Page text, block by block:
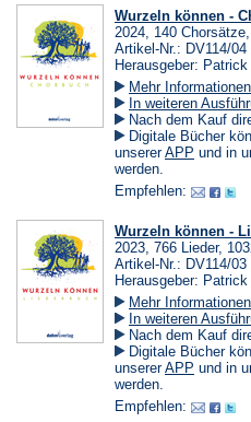
Wurzeln können -
2024, 140
Artikel-Nr.: DV114/04
Herausgeber: Patrick
Mehr
In weiteren
Nach dem Kauf
Digitale Bücher
unsererAPP (Öffnet
neuen
und in
werden.
Empfehlen:
Wurzeln können -
2023, 766 Lieder,
Artikel-Nr.: DV114/03
Herausgeber: Patrick
Mehr
In weiteren
Nach dem Kauf
Digitale Bücher
unsererAPP (Öffnet
neuen
und in
werden.
Empfehlen: